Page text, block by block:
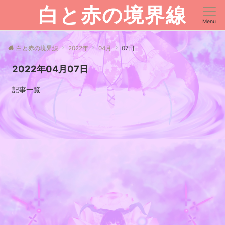
白と赤の境界線 Menu
白と赤の境界線 2022年 04月 07日
2022年04月07日
記事一覧